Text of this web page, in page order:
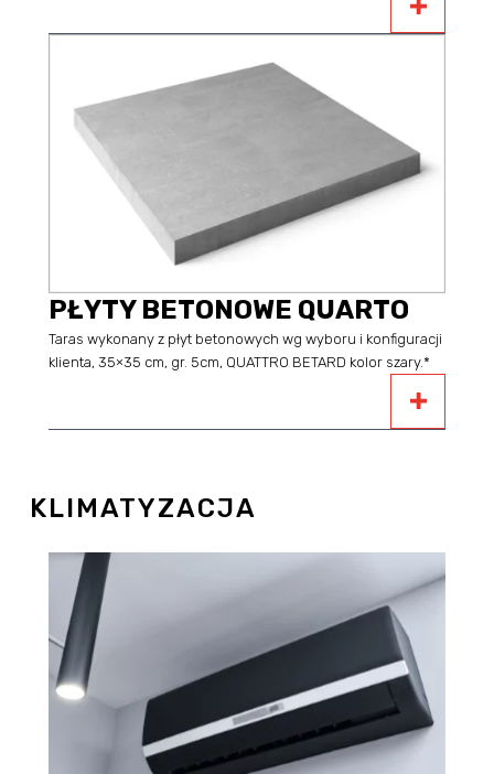
PŁYTY BETONOWE QUARTO
Taras wykonany z płyt betonowych wg wyboru i konfiguracji
klienta, 35×35 cm, gr. 5cm, QUATTRO BETARD kolor szary.*
KLIMATYZACJA